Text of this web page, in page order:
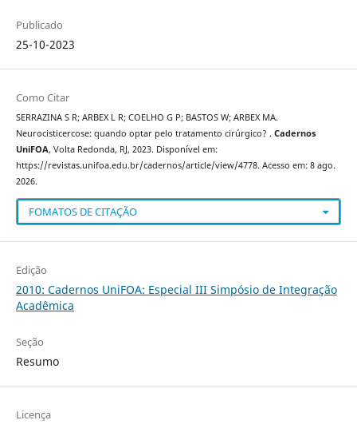
Publicado
25-10-2023
Como Citar
SERRAZINA S R; ARBEX L R; COELHO G P; BASTOS W; ARBEX MA.
Neurocisticercose: quando optar pelo tratamento cirúrgico? . Cadernos
UniFOA, Volta Redonda, RJ, 2023. Disponível em:
https://revistas.unifoa.edu.br/cadernos/article/view/4778. Acesso em: 8 ago.
2026.
FOMATOS DE CITAÇÃO
Edição
2010: Cadernos UniFOA: Especial III Simpósio de Integração
Acadêmica
Seção
Resumo
Licença